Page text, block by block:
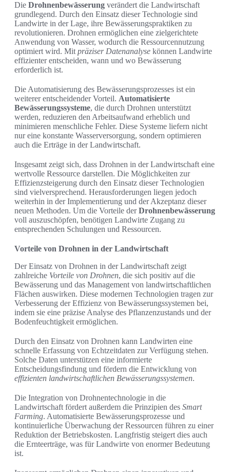
Die Drohnenbewässerung verändert die Landwirtschaft
grundlegend. Durch den Einsatz dieser Technologie sind
Landwirte in der Lage, ihre Bewässerungspraktiken zu
revolutionieren. Drohnen ermöglichen eine zielgerichtete
Anwendung von Wasser, wodurch die Ressourcennutzung
optimiert wird. Mit präziser Datenanalyse können Landwirte
effizienter entscheiden, wann und wo Bewässerung
erforderlich ist.
Die Automatisierung des Bewässerungsprozesses ist ein
weiterer entscheidender Vorteil. Automatisierte
Bewässerungssysteme, die durch Drohnen unterstützt
werden, reduzieren den Arbeitsaufwand erheblich und
minimieren menschliche Fehler. Diese Systeme liefern nicht
nur eine konstante Wasserversorgung, sondern optimieren
auch die Erträge in der Landwirtschaft.
Insgesamt zeigt sich, dass Drohnen in der Landwirtschaft eine
wertvolle Ressource darstellen. Die Möglichkeiten zur
Effizienzsteigerung durch den Einsatz dieser Technologien
sind vielversprechend. Herausforderungen liegen jedoch
weiterhin in der Implementierung und der Akzeptanz dieser
neuen Methoden. Um die Vorteile derDrohnenbewässerung
voll auszuschöpfen, benötigen Landwirte Zugang zu
entsprechenden Schulungen und Ressourcen.
Vorteile von Drohnen in der Landwirtschaft
Der Einsatz von Drohnen in der Landwirtschaft zeigt
zahlreiche Vorteile von Drohnen, die sich positiv auf die
Bewässerung und das Management von landwirtschaftlichen
Flächen auswirken. Diese modernen Technologien tragen zur
Verbesserung der Effizienz von Bewässerungssystemen bei,
indem sie eine präzise Analyse des Pflanzenzustands und der
Bodenfeuchtigkeit ermöglichen.
Durch den Einsatz von Drohnen kann Landwirten eine
schnelle Erfassung von Echtzeitdaten zur Verfügung stehen.
Solche Daten unterstützen eine informierte
Entscheidungsfindung und fördern die Entwicklung von
effizienten landwirtschaftlichen Bewässerungssystemen.
Die Integration von Drohnentechnologie in die
Landwirtschaft fördert außerdem die Prinzipien des Smart
Farming. Automatisierte Bewässerungsprozesse und
kontinuierliche Überwachung der Ressourcen führen zu einer
Reduktion der Betriebskosten. Langfristig steigert dies auch
die Ernteerträge, was für Landwirte von enormer Bedeutung
ist.